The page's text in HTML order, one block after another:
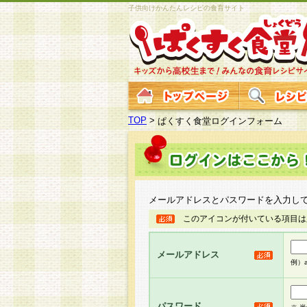
子供向けかんたんレシピの食育サイト
TOP >ぱくすく食堂ログインフォーム
メールアドレスとパスワードを入力し
このアイコンが付いている項目
メールアドレス
例）